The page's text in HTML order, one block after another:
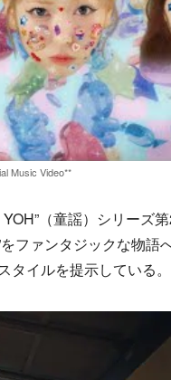
Music Video**
（童謡）シリーズ
ファンタジックな物語
タイルを提示している。